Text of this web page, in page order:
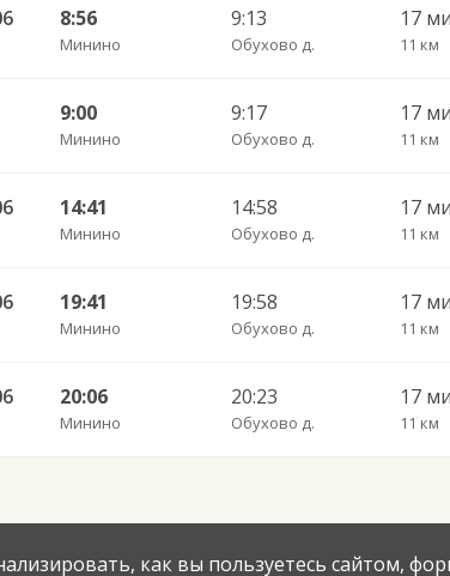
8:56
Минино
9:13
Обухово д.
17
11 км
9:00
Минино
9:17
Обухово д.
17
11 км
14:41
Минино
14:58
Обухово д.
17
11 км
19:41
Минино
19:58
Обухово д.
17
11 км
20:06
Минино
20:23
Обухово д.
17
11 км
как вы пользуетесь сайтом,